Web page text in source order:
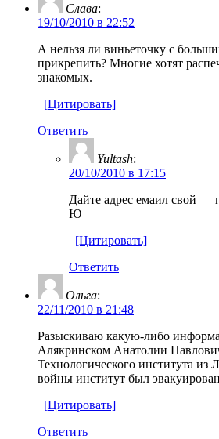
Слава:
19/10/2010 в 22:52
А нельзя ли виньеточку с
прикрепить? Многие хотят
знакомых.
[Цитировать]
Ответить
Yultash:
20/10/2010 в 17:15
Дайте адрес емаил свой
Ю
[Цитировать]
Ответить
Ольга:
22/11/2010 в 21:48
Разыскиваю какую-либо
Алякринском Анатолии
Технологического института из
войны институт был
[Цитировать]
Ответить